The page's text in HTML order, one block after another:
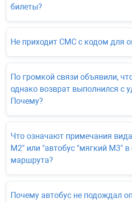
билеты?
Не приходит СМС с кодом для
По громкой связи объявили,
однако возврат выполнился с
Почему?
Что означают примечания
М2" или "автобус "мягкий М3" в
маршрута?
Почему автобус не подождал